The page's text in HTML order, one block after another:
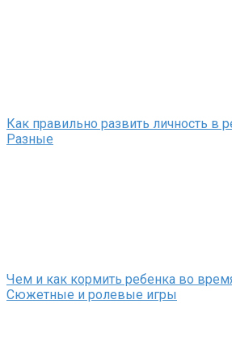
Как правильно развить личность в
Разные
Чем и как кормить ребенка во
Сюжетные и ролевые игры